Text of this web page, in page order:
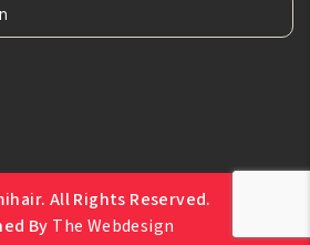
All Rights Reserved.
By The Webdesign